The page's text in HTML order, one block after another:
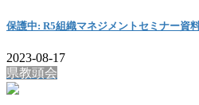
保護中: R5組織マネジメントセミナー資
2023-08-17
県教頭会